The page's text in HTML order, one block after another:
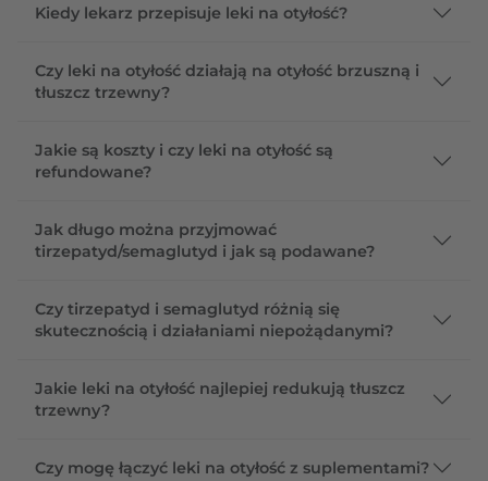
Kiedy lekarz przepisuje leki na otyłość?
Czy leki na otyłość działają na otyłość brzuszną i
tłuszcz trzewny?
Jakie są koszty i czy leki na otyłość są
refundowane?
Jak długo można przyjmować
tirzepatyd/semaglutyd i jak są podawane?
Czy tirzepatyd i semaglutyd różnią się
skutecznością i działaniami niepożądanymi?
Jakie leki na otyłość najlepiej redukują tłuszcz
trzewny?
Czy mogę łączyć leki na otyłość z suplementami?